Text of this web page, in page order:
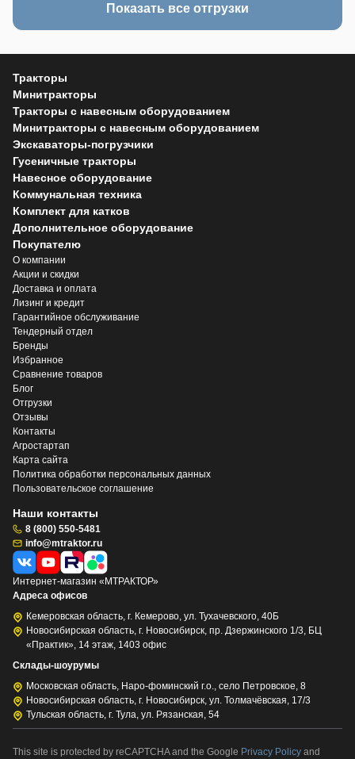
Показать все отгрузки
Тракторы
Минитракторы
Тракторы с навесным оборудованием
Минитракторы с навесным оборудованием
Экскаваторы-погрузчики
Гусеничные тракторы
Навесное оборудование
Коммунальная техника
Комплект для катков
Дополнительное оборудование
Покупателю
О компании
Акции и скидки
Доставка и оплата
Лизинг и кредит
Гарантийное обслуживание
Тендерный отдел
Бренды
Избранное
Сравнение товаров
Блог
Отгрузки
Отзывы
Контакты
Агростартап
Карта сайта
Политика обработки персональных данных
Пользовательское соглашение
Наши контакты
8 (800) 550-5481
info@mtraktor.ru
Интернет-магазин «МТРАКТОР»
Адреса офисов
Кемеровская область, г. Кемерово, ул. Тухачевского, 40Б
Новосибирская область, г. Новосибирск, пр. Дзержинского 1/3, БЦ
«Практик», 14 этаж, 1403 офис
Склады-шоурумы
Московская область, Наро-фоминский г.о., село Петровское, 8
Новосибирская область, г. Новосибирск, ул. Толмачёвская, 17/3
Тульская область, г. Тула, ул. Рязанская, 54
This site is protected by reCAPTCHA and the Google Privacy Policy and